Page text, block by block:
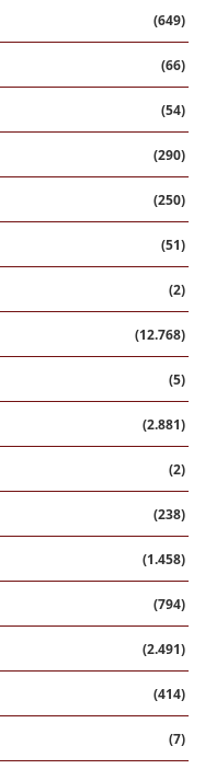
(649)
(66)
(54)
(290)
(250)
(51)
(2)
(12.768)
(5)
(2.881)
(2)
(238)
(1.458)
(794)
(2.491)
(414)
(7)